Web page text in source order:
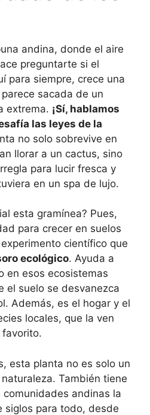
andina, donde el aire
preguntarte si el
para siempre, crece una
sacada de un
extrema. ¡Sí, hablamos
las leyes de la
no solo sobrevive en
llorar a un cactus, sino
para lucir fresca y
en un spa de lujo.
esta gramínea? Pues,
para crecer en suelos
científico que
ecológico. Ayuda a
en esos ecosistemas
el suelo se desvanezca
Además, es el hogar y el
locales, que la ven
esta planta no es solo un
También tiene
andinas la
siglos para todo, desde